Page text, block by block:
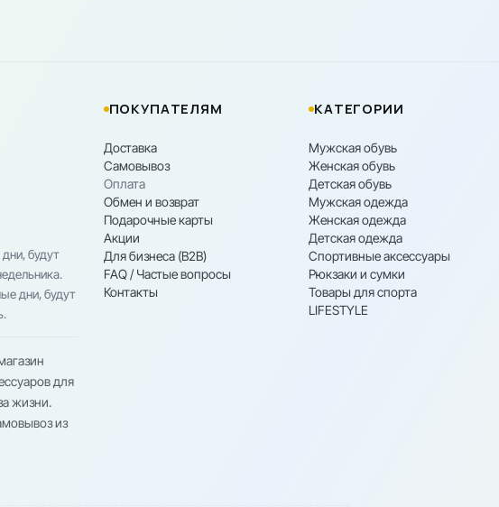
будут
дни, будут
для
жизни.
из
ПОКУПАТЕЛЯМ
Доставка
Самовывоз
Оплата
Обмен и возврат
Подарочные карты
Акции
Для бизнеса (B2B)
FAQ / Частые вопросы
Контакты
КАТЕГОРИИ
Мужская обувь
Женская обувь
Детская обувь
Мужская одежда
Женская одежда
Детская одежда
Спортивные аксессуары
Рюкзаки и сумки
Товары для спорта
LIFESTYLE